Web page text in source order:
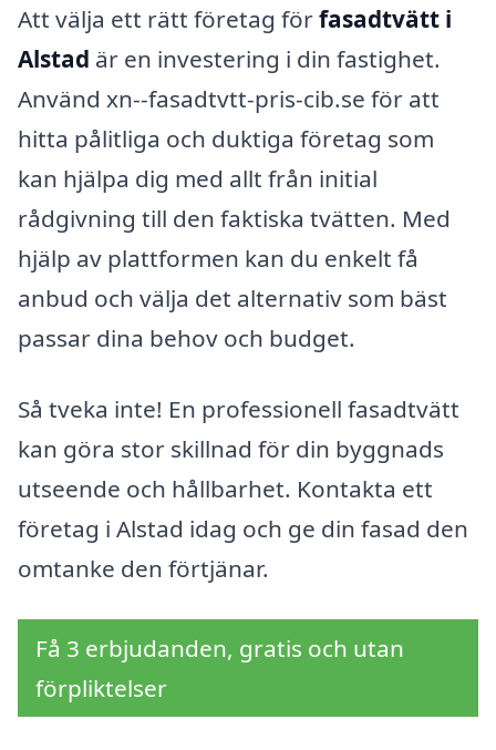
Att välja ett rätt företag förfasadtvätt i
Alstad är en investering i din fastighet.
Använd xn--fasadtvtt-pris-cib.se för att
hitta pålitliga och duktiga företag som
kan hjälpa dig med allt från initial
rådgivning till den faktiska tvätten. Med
hjälp av plattformen kan du enkelt få
anbud och välja det alternativ som bäst
passar dina behov och budget.
Så tveka inte! En professionell fasadtvätt
kan göra stor skillnad för din byggnads
utseende och hållbarhet. Kontakta ett
företag i Alstad idag och ge din fasad den
omtanke den förtjänar.
Få 3 erbjudanden, gratis och utan
förpliktelser